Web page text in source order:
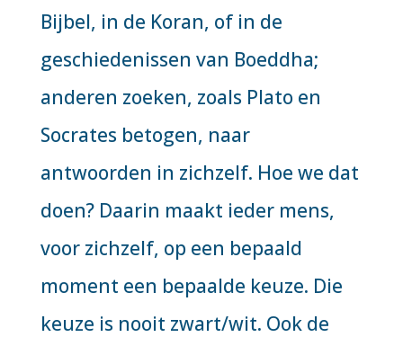
Bijbel, in de Koran, of in de
geschiedenissen van Boeddha;
anderen zoeken, zoals Plato en
Socrates betogen, naar
antwoorden in zichzelf. Hoe we dat
doen? Daarin maakt ieder mens,
voor zichzelf, op een bepaald
moment een bepaalde keuze. Die
keuze is nooit zwart/wit. Ook de